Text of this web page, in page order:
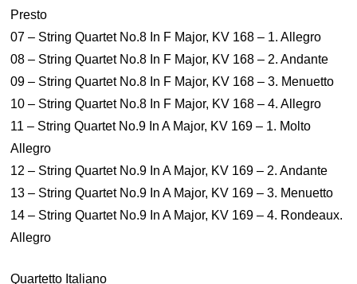
Presto
07 – String Quartet No.8 In F Major, KV 168 – 1. Allegro
08 – String Quartet No.8 In F Major, KV 168 – 2. Andante
09 – String Quartet No.8 In F Major, KV 168 – 3. Menuetto
10 – String Quartet No.8 In F Major, KV 168 – 4. Allegro
11 – String Quartet No.9 In A Major, KV 169 – 1. Molto
Allegro
12 – String Quartet No.9 In A Major, KV 169 – 2. Andante
13 – String Quartet No.9 In A Major, KV 169 – 3. Menuetto
14 – String Quartet No.9 In A Major, KV 169 – 4. Rondeaux.
Allegro
Quartetto Italiano